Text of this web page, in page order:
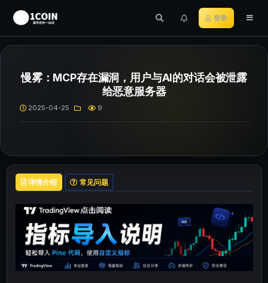
登录
慢雾：MCP存在漏洞，用户与AI的对话会被泄露
给恶意服务器
2025-04-25 9
详情介绍 常见问题